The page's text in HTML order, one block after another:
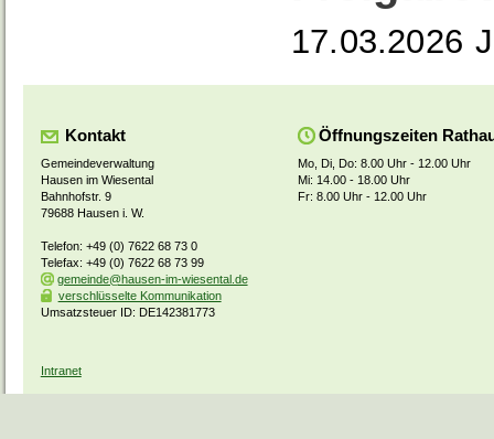
17.03.2026
Kontakt
Gemeindeverwaltung
Hausen im Wiesental
Bahnhofstr. 9
79688 Hausen i. W.
Telefon: +49 (0) 7622 68 73 0
Telefax: +49 (0) 7622 68 73 99
gemeinde@hausen-im-wiesental.de
verschlüsselte Kommunikation
Umsatzsteuer ID: DE142381773
Öffnungszeiten
Mo, Di, Do: 8.00 Uhr - 12.00 Uhr
Mi: 14.00 - 18.00 Uhr
Fr: 8.00 Uhr - 12.00 Uhr
Intranet